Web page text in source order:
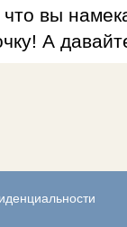
вы
А